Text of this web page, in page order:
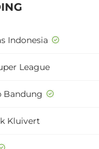
Indonesia
League
Bandung
Kluivert